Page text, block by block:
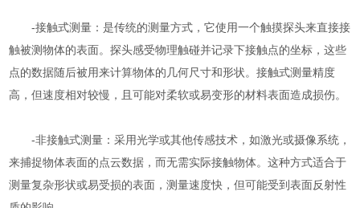
-接触式测量：是传统的测量方式，它使用一个触摸探头来直接接
触被测物体的表面。探头感受物理触碰并记录下接触点的坐标，这些
点的数据随后被用来计算物体的几何尺寸和形状。接触式测量精度
高，但速度相对较慢，且可能对柔软或易变形的材料表面造成损伤。
-非接触式测量：采用光学或其他传感技术，如激光或摄像系统，
来捕捉物体表面的点云数据，而无需实际接触物体。这种方式适合于
测量复杂形状或易受损的表面，测量速度快，但可能受到表面反射性